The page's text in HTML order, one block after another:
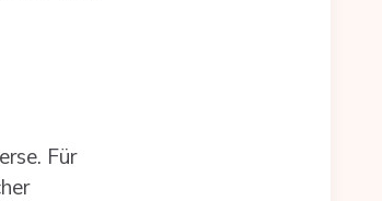
Für